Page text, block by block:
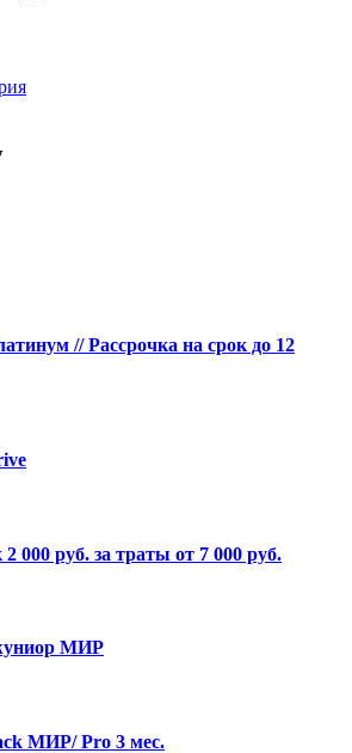
// Рассрочка на срок до 12
000 руб. за траты от 7 000 руб.
МИР
МИР/ Pro 3 мес.